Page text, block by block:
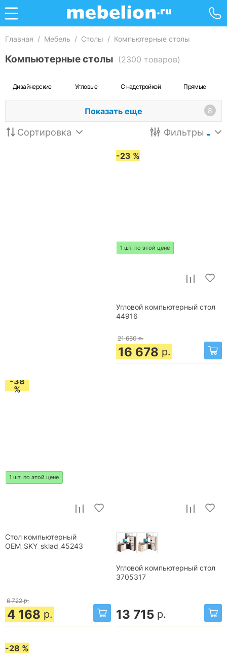
Главная / Мебель / Столы / Компьютерные столы
Компьютерные столы (2300 товаров)
Дизайнерские Угловые С надстройкой Прямые
Показать еще 8
Сортировка Фильтры
-23 %
1 шт. по этой цене
Угловой компьютерный стол
44916
21 660 р.
16 678 р.
-38
%
1 шт. по этой цене
Стол компьютерный
OEM_SKY_sklad_45243
6 722 р.
4 168 р.
Угловой компьютерный стол
3705317
13 715 р.
-28 %